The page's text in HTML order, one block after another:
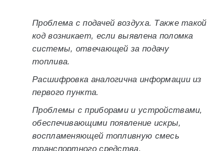
Проблема с подачей воздуха. Также такой
код возникает, если выявлена поломка
системы, отвечающей за подачу
топлива.
Расшифровка аналогична информации из
первого пункта.
Проблемы с приборами и устройствами,
обеспечивающими появление искры,
воспламеняющей топливную смесь
транспортного средства.